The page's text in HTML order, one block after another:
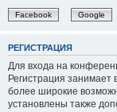
Facebook Google
РЕГИСТРАЦИЯ
Для входа на
Регистрация занимает
более широкие
установлены также